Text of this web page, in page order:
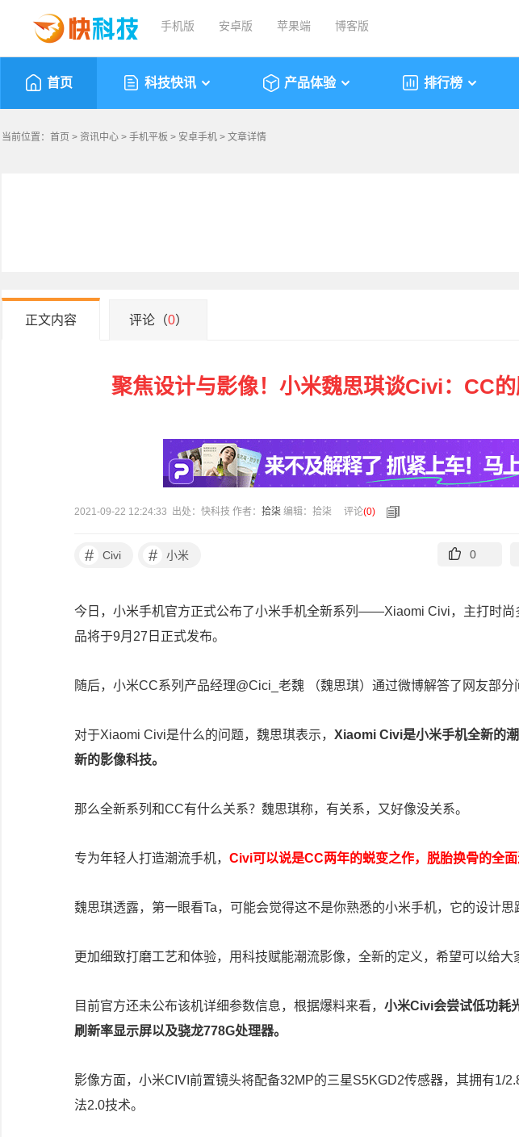
手机版 安卓版 苹果端 博客版
首页 科技快讯 产品体验 排行榜
当前位置： 首页 > 资讯中心 > 手机平板 > 安卓手机 > 文章详情
正文内容 评论（0）
聚焦设计与影像！小米魏思琪谈Civi：CC
2021-09-22 12:24:33 出处：快科技 作者： 拾柒 编辑：拾柒 评论(0)
# Civi # 小米 0
今日，小米手机官方正式公布了小米手机全新系列——Xiaomi Civi，主打时尚
品将于9月27日正式发布。
随后，小米CC系列产品经理@Cici_老魏 （魏思琪）通过微博解答了网友部分
对于Xiaomi Civi是什么的问题，魏思琪表示， Xiaomi Civi是小米手机全新的
新的影像科技。
那么全新系列和CC有什么关系？魏思琪称，有关系，又好像没关系。
专为年轻人打造潮流手机， Civi可以说是CC两年的蜕变之作，脱胎换骨的全面
魏思琪透露，第一眼看Ta，可能会觉得这不是你熟悉的小米手机，它的设计思
更加细致打磨工艺和体验，用科技赋能潮流影像，全新的定义，希望可以给大
目前官方还未公布该机详细参数信息，根据爆料来看， 小米Civi会尝试低功耗
刷新率显示屏以及骁龙778G处理器。
影像方面，小米CIVI前置镜头将配备32MP的三星S5KGD2传感器，其拥有1/
法2.0技术。